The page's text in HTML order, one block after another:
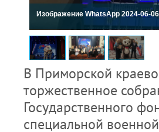
Изображение WhatsApp 2024-06-
В Приморской
торжественное
Государственного
специальной